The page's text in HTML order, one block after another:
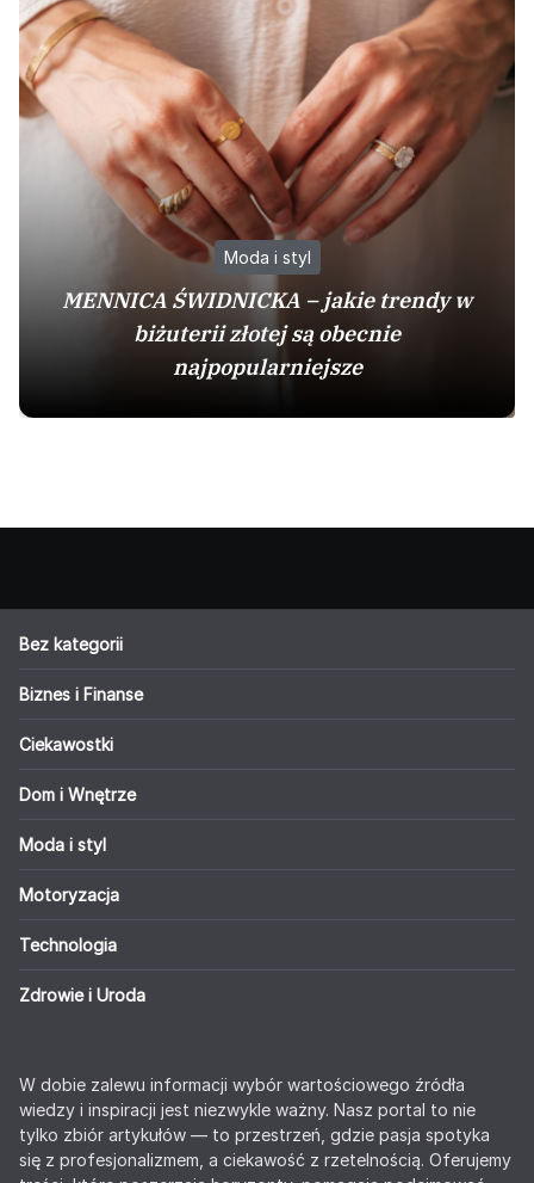
Moda i styl
MENNICA ŚWIDNICKA – jakie trendy w
biżuterii złotej są obecnie
najpopularniejsze
Bez kategorii
Biznes i Finanse
Ciekawostki
Dom i Wnętrze
Moda i styl
Motoryzacja
Technologia
Zdrowie i Uroda
W dobie zalewu informacji wybór wartościowego źródła
wiedzy i inspiracji jest niezwykle ważny. Nasz portal to nie
tylko zbiór artykułów — to przestrzeń, gdzie pasja spotyka
się z profesjonalizmem, a ciekawość z rzetelnością. Oferujemy